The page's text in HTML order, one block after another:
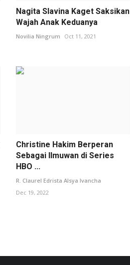
Nagita Slavina Kaget Saksikan
Wajah Anak Keduanya
Novilia Ningrum Oct 11, 2021
Christine Hakim Berperan
Sebagai Ilmuwan di Series
HBO ...
R. Claurel Edrista Alsya Ivancha
Dec 19, 2022